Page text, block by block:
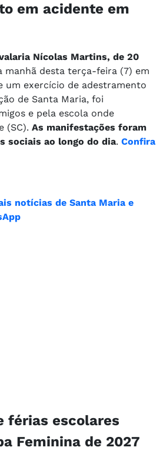
em acidente em
Nícolas Martins, de 20
manhã desta terça-feira (7) em
um exercício de adestramento
de Santa Maria, foi
e pela escola onde
(SC). As manifestações foram
sociais ao longo do dia. Confira
notícias de Santa Maria e
férias escolares
Feminina de 2027